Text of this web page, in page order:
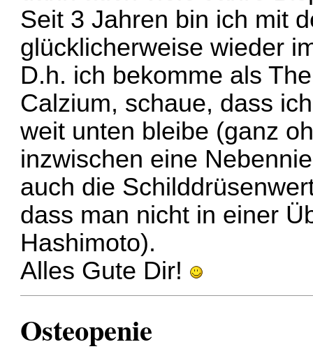
Seit 3 Jahren bin ich mit
glücklicherweise wieder
D.h. ich bekomme als
Calzium, schaue, dass
weit unten bleibe (ganz
inzwischen eine
auch die
dass man nicht in einer
Hashimoto).
Alles Gute Dir!
Osteopenie